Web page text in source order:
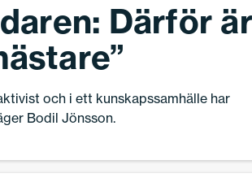
Därför
och i ett kunskapssamhälle har
Bodil Jönsson.